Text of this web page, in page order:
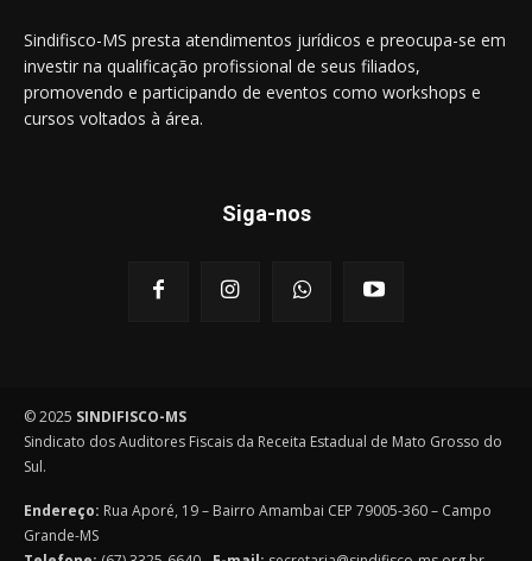
Sindifisco-MS presta atendimentos jurídicos e preocupa-se em
investir na qualificação profissional de seus filiados,
promovendo e participando de eventos como workshops e
cursos voltados à área.
Siga-nos
© 2025 SINDIFISCO-MS
Sindicato dos Auditores Fiscais da Receita Estadual de Mato Grosso do
Sul.
Endereço: Rua Aporé, 19 – Bairro Amambai CEP 79005-360 – Campo
Grande-MS